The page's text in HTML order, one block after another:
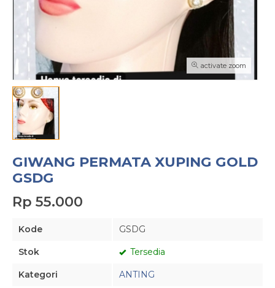
activate zoom
GIWANG PERMATA XUPING GOLD
GSDG
Rp 55.000
Kode GSDG
Stok Tersedia
Kategori ANTING